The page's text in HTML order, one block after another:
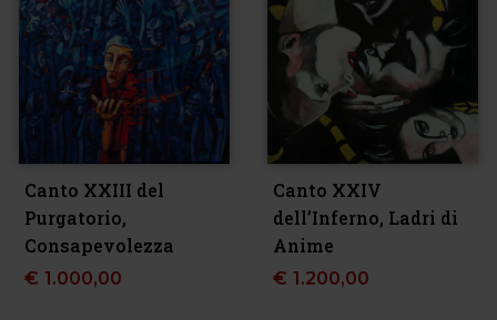
Canto XXIII del
Purgatorio,
Consapevolezza
€ 1.000,00
Canto XXIV
dell’Inferno, Ladri di
Anime
€ 1.200,00